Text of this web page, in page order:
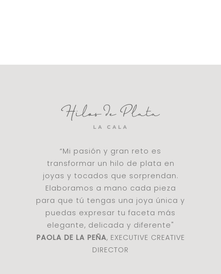
“Mi pasión y gran reto es
transformar un hilo de plata en
joyas y tocados que sorprendan.
Elaboramos a mano cada pieza
para que tú tengas una joya única y
puedas expresar tu faceta más
elegante, delicada y diferente"
PAOLA DE LA PEÑA, EXECUTIVE CREATIVE
DIRECTOR